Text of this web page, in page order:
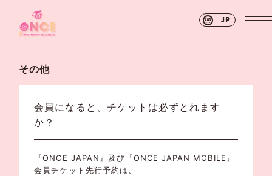
JP
その他
会員になると、チケットは必ずとれます
か？
『ONCE JAPAN』及び『ONCE JAPAN MOBILE』
会員チケット先行予約は、